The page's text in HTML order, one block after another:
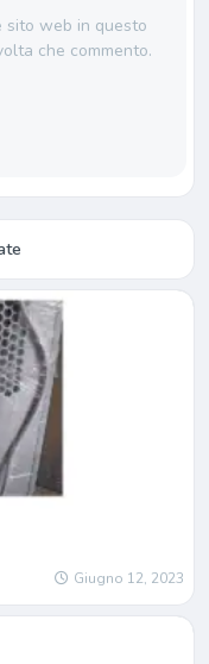
sito web in questo
che commento.
Giugno 12, 2023